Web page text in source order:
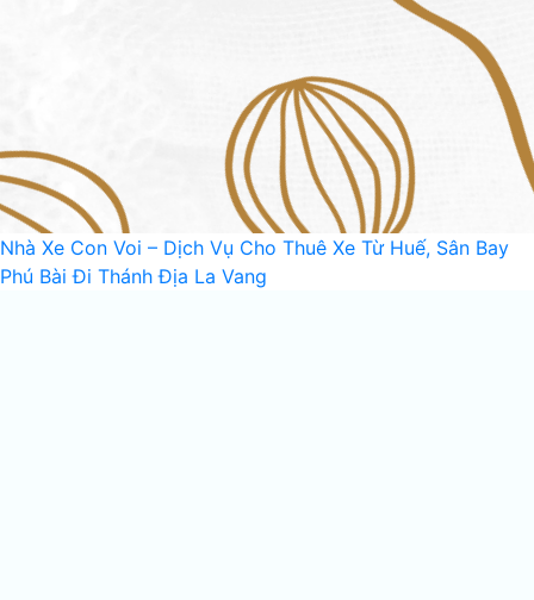
Nhà Xe Con Voi – Dịch Vụ Cho Thuê Xe Từ Huế, Sân Bay
Phú Bài Đi Thánh Địa La Vang